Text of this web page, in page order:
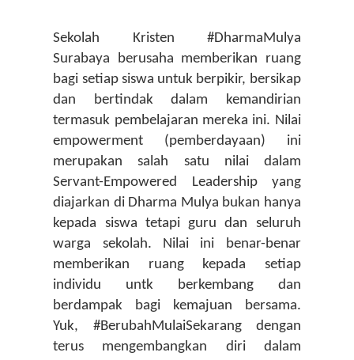
Sekolah Kristen #DharmaMulya
Surabaya berusaha memberikan ruang
bagi setiap siswa untuk berpikir, bersikap
dan bertindak dalam kemandirian
termasuk pembelajaran mereka ini. Nilai
empowerment (pemberdayaan) ini
merupakan salah satu nilai dalam
Servant-Empowered Leadership yang
diajarkan di Dharma Mulya bukan hanya
kepada siswa tetapi guru dan seluruh
warga sekolah. Nilai ini benar-benar
memberikan ruang kepada setiap
individu untk berkembang dan
berdampak bagi kemajuan bersama.
Yuk, #BerubahMulaiSekarang dengan
terus mengembangkan diri dalam